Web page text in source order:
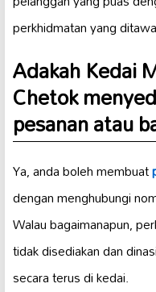
perkhidmatan yang
Adakah Kedai
Chetok
pesanan atau
Ya, anda boleh membuat
dengan menghubungi
Walau bagaimanapun,
tidak disediakan dan
secara terus di kedai.